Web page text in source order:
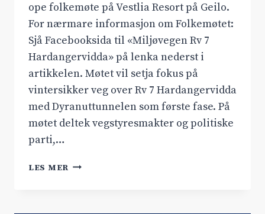
ope folkemøte på Vestlia Resort på Geilo.
For nærmare informasjon om Folkemøtet:
Sjå Facebooksida til «Miljøvegen Rv 7
Hardangervidda» på lenka nederst i
artikkelen. Møtet vil setja fokus på
vintersikker veg over Rv 7 Hardangervidda
med Dyranuttunnelen som første fase. På
møtet deltek vegstyresmakter og politiske
parti,…
LES MER FOLKEMØTE